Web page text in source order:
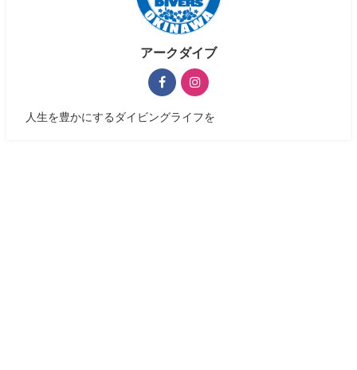
アークダイブ
人生を豊かにするダイビングライフを